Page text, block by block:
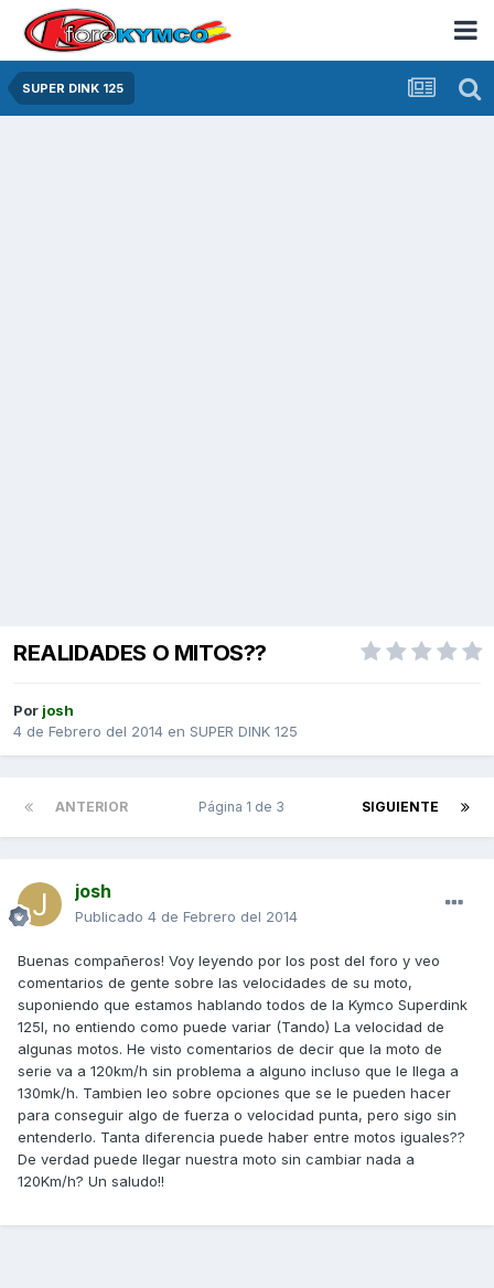
SUPER DINK 125
REALIDADES O MITOS??
Por josh
4 de Febrero del 2014 en SUPER DINK 125
ANTERIOR SIGUIENTE
Página 1 de 3
josh
Publicado 4 de Febrero del 2014
Buenas compañeros! Voy leyendo por los post del foro y veo
comentarios de gente sobre las velocidades de su moto,
suponiendo que estamos hablando todos de la Kymco Superdink
125I, no entiendo como puede variar (Tando) La velocidad de
algunas motos. He visto comentarios de decir que la moto de
serie va a 120km/h sin problema a alguno incluso que le llega a
130mk/h. Tambien leo sobre opciones que se le pueden hacer
para conseguir algo de fuerza o velocidad punta, pero sigo sin
entenderlo. Tanta diferencia puede haber entre motos iguales??
De verdad puede llegar nuestra moto sin cambiar nada a
120Km/h? Un saludo!!